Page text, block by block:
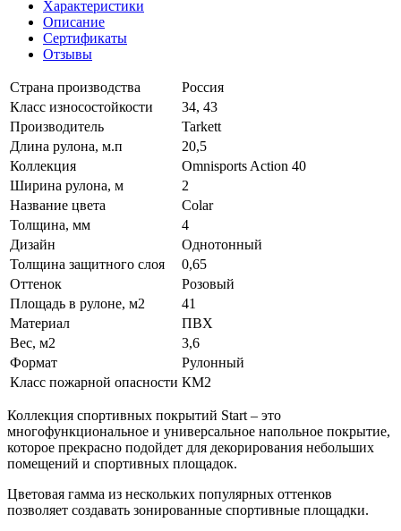
Характеристики
Описание
Сертификаты
Отзывы
Страна производства
Россия
Класс износостойкости
34, 43
Производитель
Tarkett
Длина рулона, м.п
20,5
Коллекция
Omnisports Action 40
Ширина рулона, м
2
Название цвета
Colar
Толщина, мм
4
Дизайн
Однотонный
Толщина защитного слоя
0,65
Оттенок
Розовый
Площадь в рулоне, м2
41
Материал
ПВХ
Вес, м2
3,6
Формат
Рулонный
Класс пожарной опасности КМ2
Коллекция спортивных покрытий Start – это
многофункциональное и универсальное напольное покрытие,
которое прекрасно подойдет для декорирования небольших
помещений и спортивных площадок.
Цветовая гамма из нескольких популярных оттенков
позволяет создавать зонированные спортивные площадки.